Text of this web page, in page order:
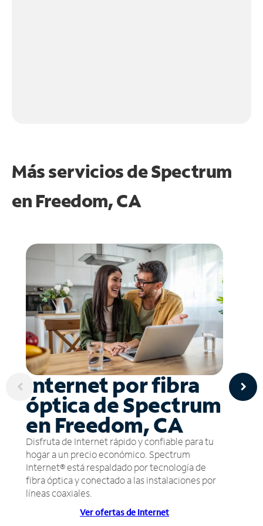
Más servicios de Spectrum
en Freedom, CA
Internet por fibra
óptica de Spectrum
en Freedom, CA
Disfruta de Internet rápido y confiable para tu
hogar a un precio económico. Spectrum
Internet® está respaldado por tecnología de
fibra óptica y conectado a las instalaciones por
líneas coaxiales.
Ver ofertas de Internet